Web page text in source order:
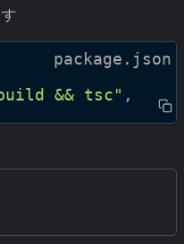
package.json
&& tsc" ,